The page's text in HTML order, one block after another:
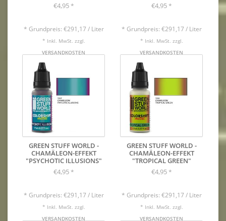
€4,95 *
* Grundpreis: €291,17 / Liter
* Inkl. MwSt. zzgl.
VERSANDKOSTEN
€4,95 *
* Grundpreis: €291,17 / Liter
* Inkl. MwSt. zzgl.
VERSANDKOSTEN
GREEN STUFF WORLD -
CHAMÄLEON-EFFEKT
"PSYCHOTIC ILLUSIONS"
€4,95 *
* Grundpreis: €291,17 / Liter
* Inkl. MwSt. zzgl.
VERSANDKOSTEN
GREEN STUFF WORLD -
CHAMÄLEON-EFFEKT
"TROPICAL GREEN"
€4,95 *
* Grundpreis: €291,17 / Liter
* Inkl. MwSt. zzgl.
VERSANDKOSTEN